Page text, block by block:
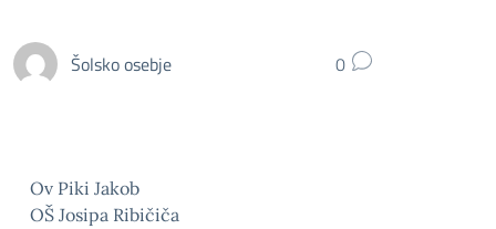
Šolsko osebje 0
Ov Piki Jakob
OŠ Josipa Ribičiča